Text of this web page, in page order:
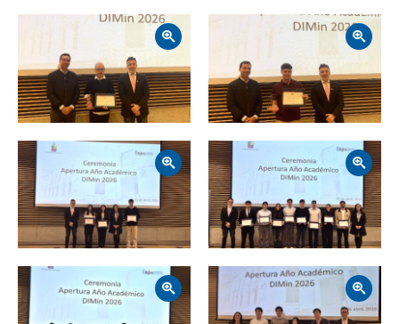
Zoom Zoom
Zoom Zoom